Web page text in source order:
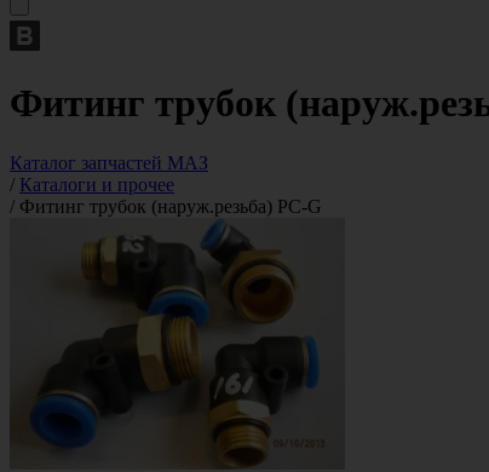
Фитинг трубок
Каталог запчастей МАЗ
/ Каталоги и прочее
/ Фитинг трубок (наруж.резьба) PC-G